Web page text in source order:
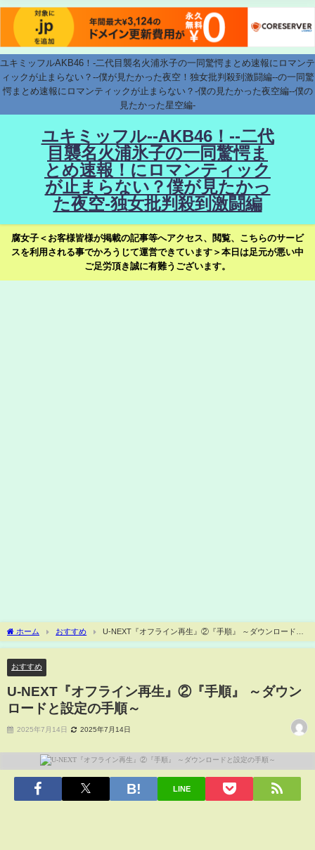
ユキミッフルAKB46！-二代目襲名火浦氷子の一同驚愕まとめ速報にロマンテ
ィックが止まらない？--僕が見たかった夜空！独女批判殺到激闘編--の一同驚
愕まとめ速報にロマンティックが止まらない？-僕の見たかった夜空編--僕の
見たかった星空編-
ユキミッフル--AKB46！--二代
目襲名火浦氷子の一同驚愕ま
とめ速報！にロマンティック
が止まらない？僕が見たかっ
た夜空-独女批判殺到激闘編
腐女子＜お客様皆様が掲載の記事等へアクセス、閲覧、こちらのサービ
スを利用される事でかろうじて運営できています＞本日は足元が悪い中
ご足労頂き誠に有難うございます。
ホーム おすすめ
U-NEXT『オフライン再生』②『手順』 ～ダウンロードと
設定の手順～
おすすめ
U-NEXT『オフライン再生』②『手順』 ～ダウン
ロードと設定の手順～
2025年7月14日 2025年7月14日
LINE